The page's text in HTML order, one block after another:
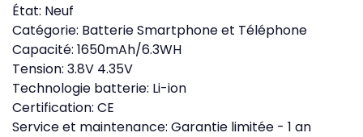
État: Neuf
Catégorie: Batterie Smartphone et Téléphone
Capacité: 1650mAh/6.3WH
Tension: 3.8V 4.35V
Technologie batterie: Li-ion
Certification: CE
Service et maintenance: Garantie limitée - 1 an